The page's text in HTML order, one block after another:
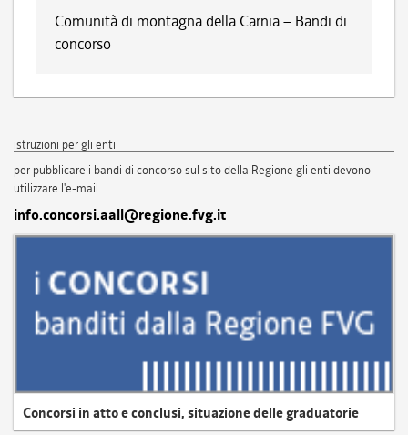
Comunità di montagna della Carnia – Bandi di
concorso
istruzioni per gli enti
per pubblicare i bandi di concorso sul sito della Regione gli enti devono
utilizzare l'e-mail
info.concorsi.aall@regione.fvg.it
Concorsi in atto e conclusi, situazione delle graduatorie